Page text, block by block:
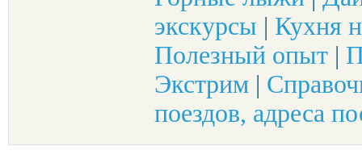
экскурсы | Кухня
Полезный опыт |
Экстрим |
поездов, адреса